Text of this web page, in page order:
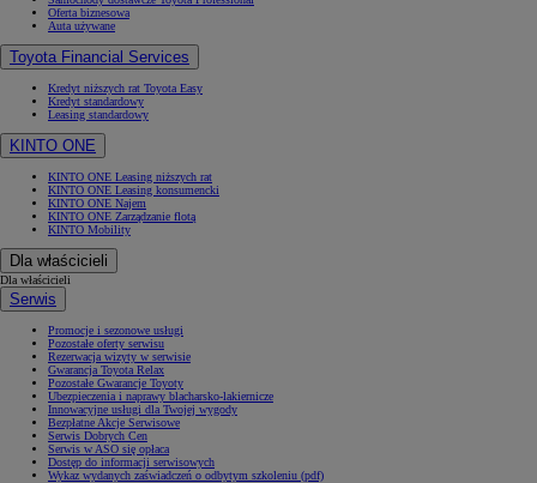
Oferta biznesowa
Auta używane
Toyota Financial Services
Kredyt niższych rat Toyota Easy
Kredyt standardowy
Leasing standardowy
KINTO ONE
KINTO ONE Leasing niższych rat
KINTO ONE Leasing konsumencki
KINTO ONE Najem
KINTO ONE Zarządzanie flotą
KINTO Mobility
Dla właścicieli
Dla właścicieli
Serwis
Promocje i sezonowe usługi
Pozostałe oferty serwisu
Rezerwacja wizyty w serwisie
Gwarancja Toyota Relax
Pozostałe Gwarancje Toyoty
Ubezpieczenia i naprawy blacharsko-lakiernicze
Innowacyjne usługi dla Twojej wygody
Bezpłatne Akcje Serwisowe
Serwis Dobrych Cen
Serwis w ASO się opłaca
Dostęp do informacji serwisowych
Wykaz wydanych zaświadczeń o odbytym szkoleniu (pdf)